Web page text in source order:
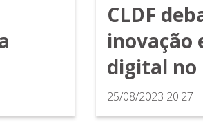
CLDF
inovação
digital no
25/08/2023 20:27